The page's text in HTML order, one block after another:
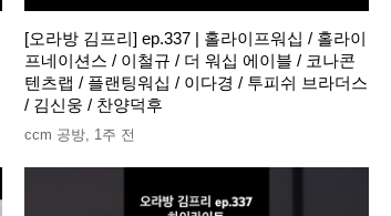
[오라방 김프리] ep.337 | 홀라이프워십 / 홀라이
프네이션스 / 이철규 / 더 워십 에이블 / 코나콘
텐츠랩 / 플랜팅워십 / 이다경 / 투피쉬 브라더스
/ 김신웅 / 찬양덕후
ccm 공방, 1주 전